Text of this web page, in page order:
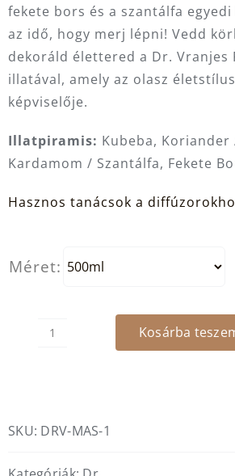
fekete bors és a szantálfa
az idő, hogy merj lépni! Vedd
dekoráld élettered a Dr. Vranjes
illatával, amely az olasz
képviselője.
Illatpiramis: Kubeba, Koriander
Kardamom / Szantálfa, Fekete
Hasznos tanácsok a
Méret:
DR.
Maserati
diffúzor
Kosárba
SKU: DRV-MAS-1